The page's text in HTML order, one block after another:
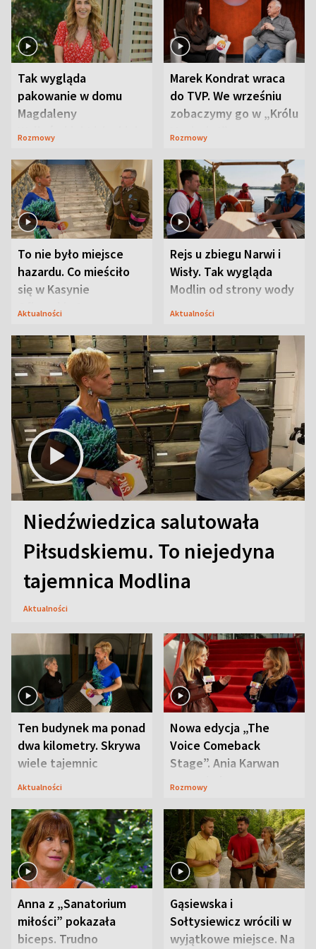
Tak wygląda
pakowanie w domu
Magdaleny
Waligórskiej-Lisieckiej.
Rozmowy
Marek Kondrat wraca
do TVP. We wrześniu
zobaczymy go w „Królu
Maciusiu I”
Rozmowy
To nie było miejsce
hazardu. Co mieściło
się w Kasynie
Oficerskim?
Aktualności
Rejs u zbiegu Narwi i
Wisły. Tak wygląda
Modlin od strony wody
Aktualności
Niedźwiedzica salutowała
Piłsudskiemu. To niejedyna
tajemnica Modlina
Aktualności
Ten budynek ma ponad
dwa kilometry. Skrywa
wiele tajemnic
Aktualności
Nowa edycja „The
Voice Comeback
Stage”. Ania Karwan
zapowiada
Rozmowy
Anna z „Sanatorium
miłości” pokazała
biceps. Trudno
Gąsiewska i
Sołtysiewicz wrócili w
wyjątkowe miejsce. Na